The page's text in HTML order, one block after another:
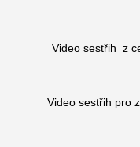
Video sestřih z
Video sestřih pro